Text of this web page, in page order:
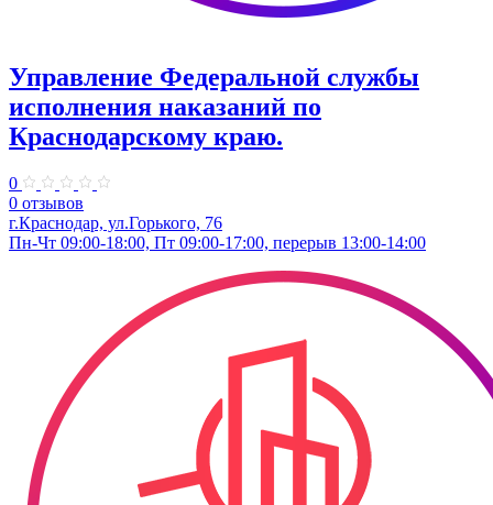
Управление Федеральной службы
исполнения наказаний по
Краснодарскому краю.
0
0 отзывов
г.Краснодар, ул.​Горького, 76
Пн-Чт 09:00-18:00, Пт 09:00-17:00, перерыв 13:00-14:00